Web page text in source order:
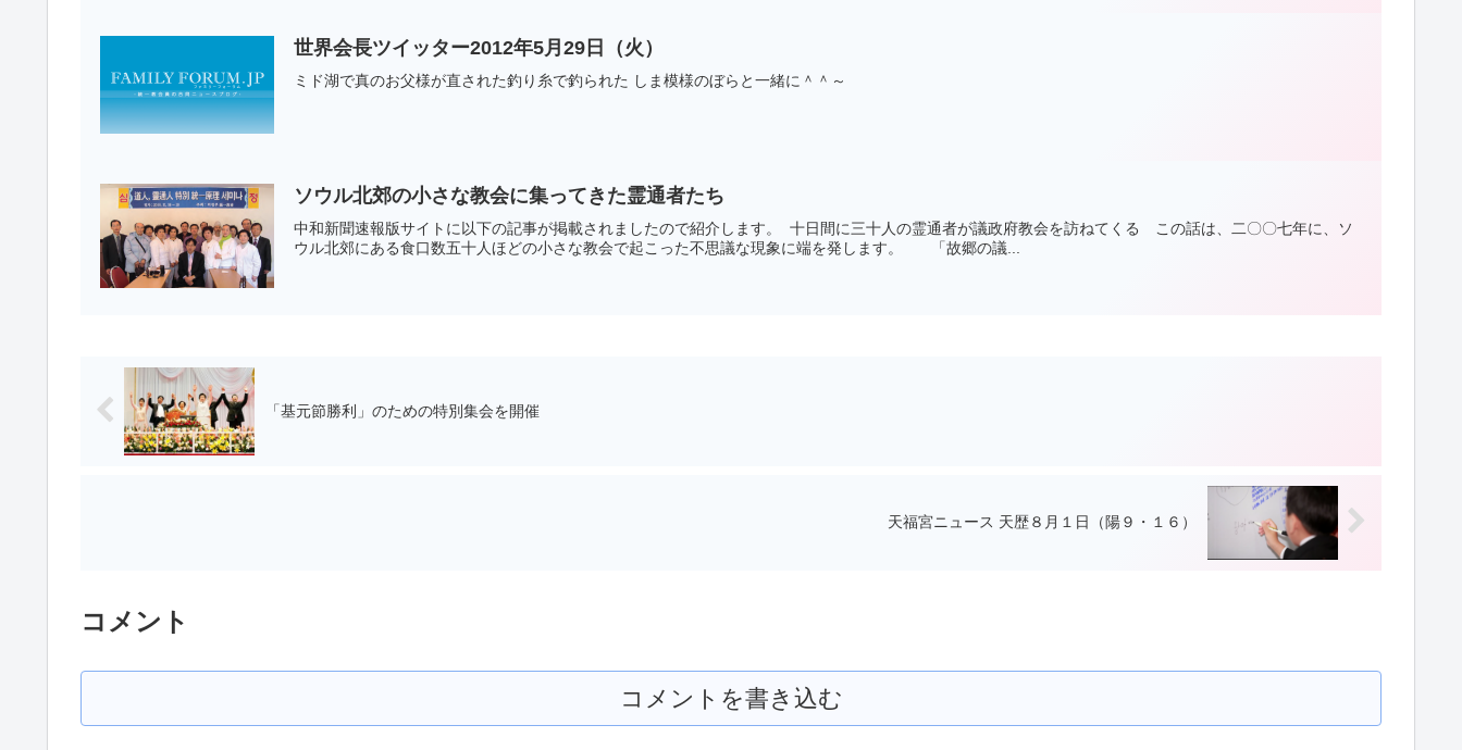
世界会長ツイッター2012年5月29日（火）
ミド湖で真のお父様が直された釣り糸で釣られた しま模様のぼらと一緒に＾＾～
ソウル北郊の小さな教会に集ってきた霊通者たち
中和新聞速報版サイトに以下の記事が掲載されましたので紹介します。 十日間に三十人の霊通者が議政府教会を訪ねてくる この話は、二〇〇七年に、ソ
ウル北郊にある食口数五十人ほどの小さな教会で起こった不思議な現象に端を発します。 「故郷の議...
「基元節勝利」のための特別集会を開催
天福宮ニュース 天歴８月１日（陽９・１６）
コメント
コメントを書き込む